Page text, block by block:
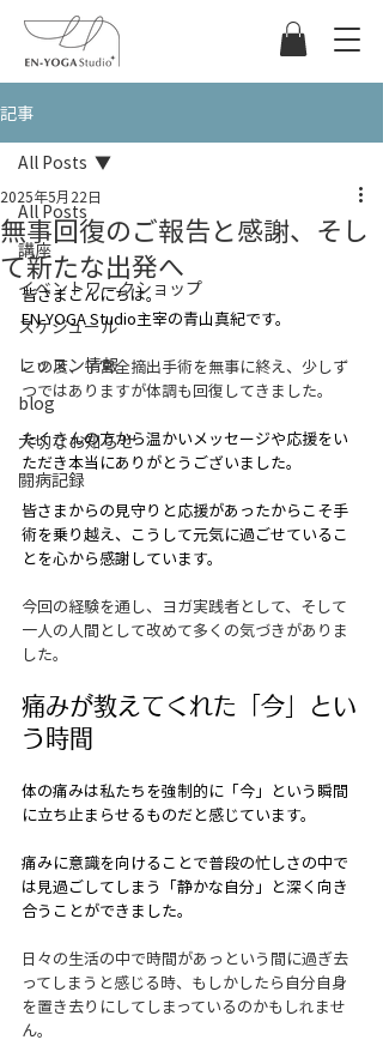
記事
All Posts
講座
イベントワークショップ
スケジュール
レッスン情報
blog
大切なお知らせ
闘病記録
All Posts
無事回復のご報告と感謝、そし
て新たな出発へ
2025年5月22日
皆さまこんにちは。
EN-YOGA Studio主宰の青山真紀です。
この度、子宮全摘出手術を無事に終え、少しず
つではありますが体調も回復してきました。
たくさんの方から温かいメッセージや応援をい
ただき本当にありがとうございました。
皆さまからの見守りと応援があったからこそ手
術を乗り越え、こうして元気に過ごせているこ
とを心から感謝しています。
今回の経験を通し、ヨガ実践者として、そして
一人の人間として改めて多くの気づきがありま
した。
痛みが教えてくれた「今」とい
う時間
体の痛みは私たちを強制的に「今」という瞬間
に立ち止まらせるものだと感じています。
痛みに意識を向けることで普段の忙しさの中で
は見過ごしてしまう「静かな自分」と深く向き
合うことができました。
日々の生活の中で時間があっという間に過ぎ去
ってしまうと感じる時、もしかしたら自分自身
を置き去りにしてしまっているのかもしれませ
ん。